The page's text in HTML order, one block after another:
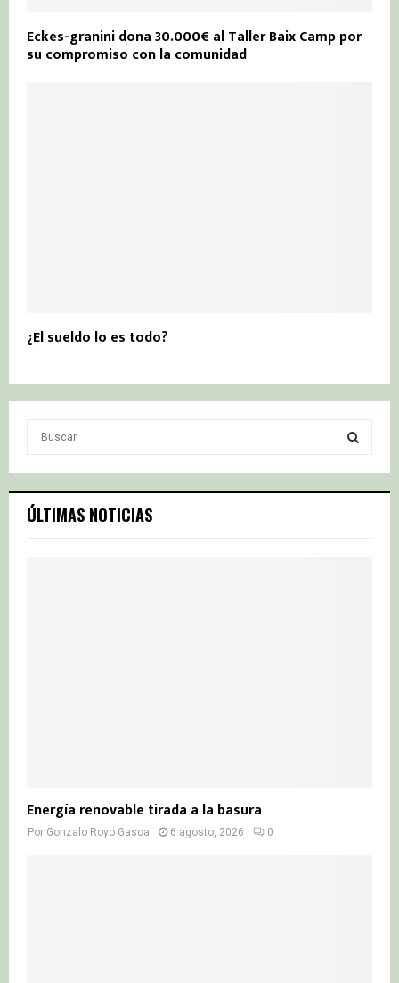
Eckes-granini dona 30.000€ al Taller Baix Camp por
su compromiso con la comunidad
¿El sueldo lo es todo?
c
h
S
ÚLTIMAS NOTICIAS
Energía renovable tirada a la basura
Por Gonzalo Royo Gasca 6 agosto, 2026 0